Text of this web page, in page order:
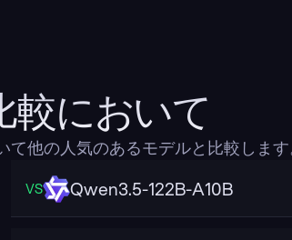
において
他の人気のあるモデルと比較します
VS Qwen3.5-122B-A10B